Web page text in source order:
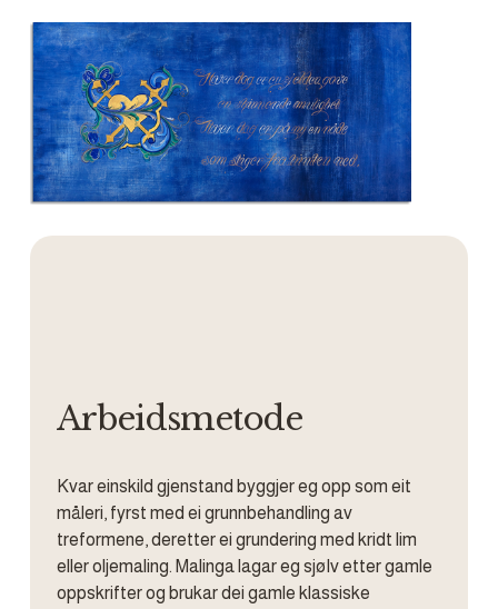
Arbeidsmetode
Kvar einskild gjenstand byggjer eg opp som eit
måleri, fyrst med ei grunnbehandling av
treformene, deretter ei grundering med kridt lim
eller oljemaling. Malinga lagar eg sjølv etter gamle
oppskrifter og brukar dei gamle klassiske